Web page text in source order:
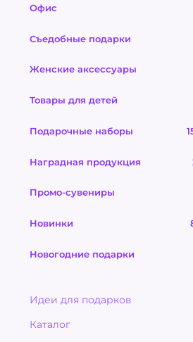
Офис
Съедобные подарки
Женские аксессуары
Товары для детей
Подарочные наборы
Наградная продукция
Промо-сувениры
Новинки
Новогодние подарки
Идеи для подарков
Каталог